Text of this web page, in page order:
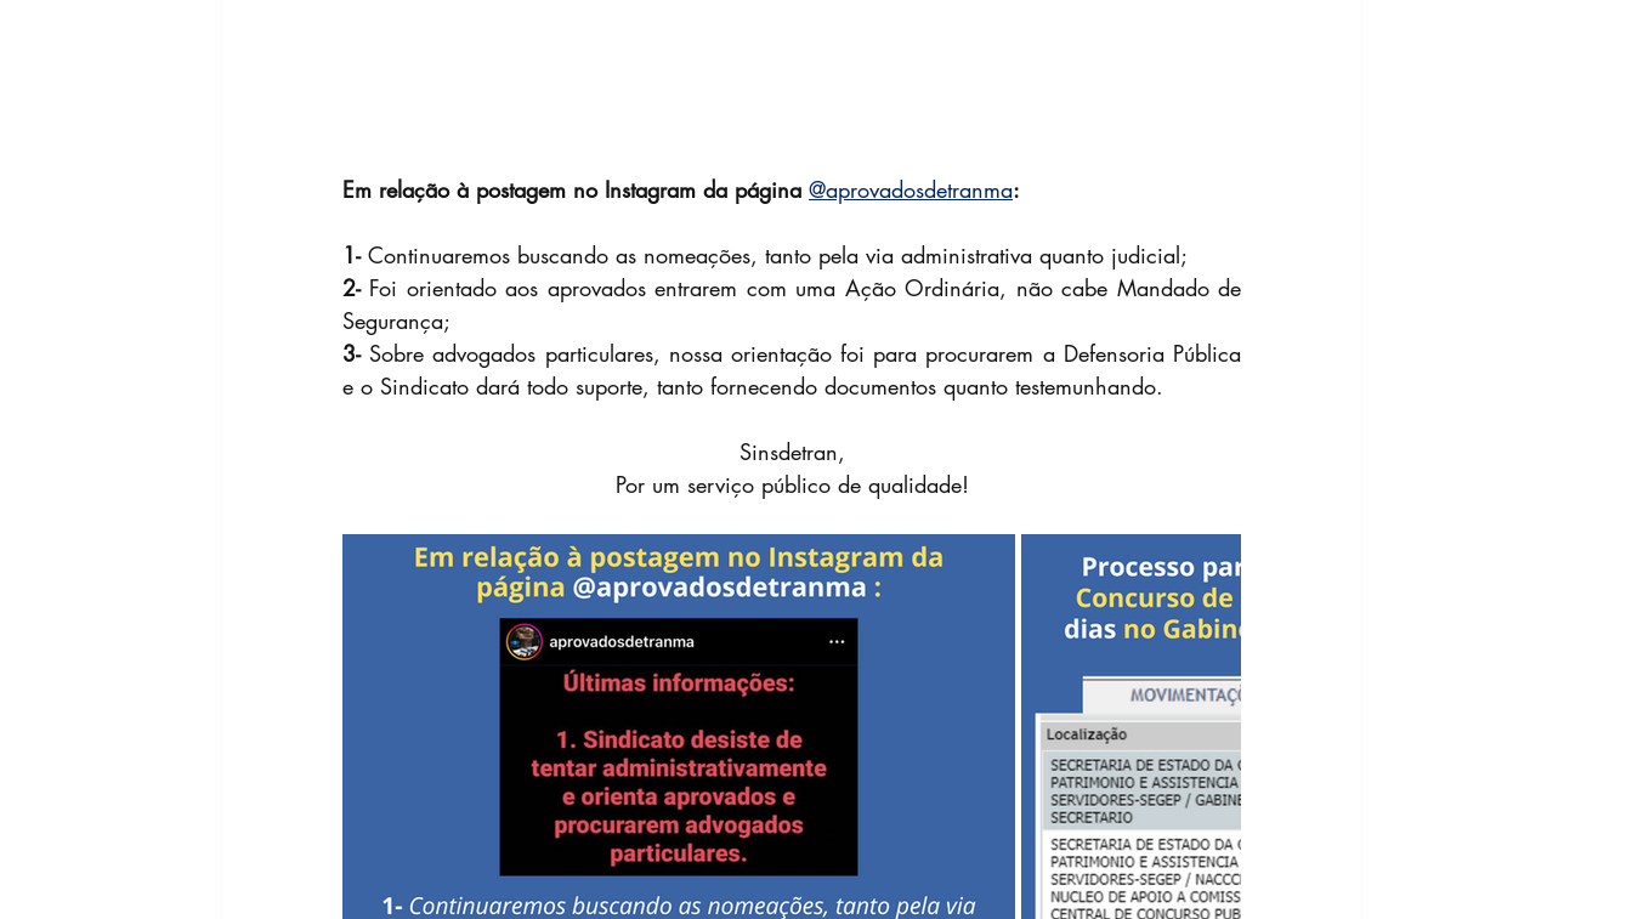
Em relação à postagem no Instagram da página @aprovadosdetranma:
1- Continuaremos buscando as nomeações, tanto pela via administrativa quanto judicial;
2- Foi orientado aos aprovados entrarem com uma Ação Ordinária, não cabe Mandado de
Segurança;
3- Sobre advogados particulares, nossa orientação foi para procurarem a Defensoria Pública
e o Sindicato dará todo suporte, tanto fornecendo documentos quanto testemunhando.
Sinsdetran,
Por um serviço público de qualidade!